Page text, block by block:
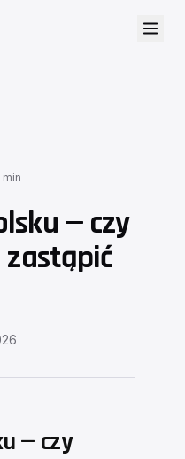
min
— czy
zastąpić
— czy